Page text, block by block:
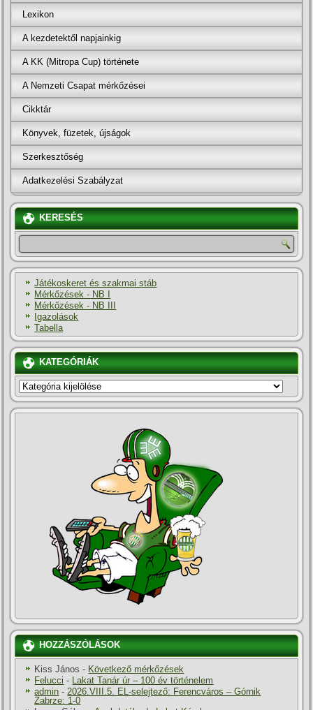
Lexikon
A kezdetektől napjainkig
A KK (Mitropa Cup) története
A Nemzeti Csapat mérkőzései
Cikktár
Könyvek, füzetek, újságok
Szerkesztőség
Adatkezelési Szabályzat
KERESÉS
Játékoskeret és szakmai stáb
Mérkőzések - NB I
Mérkőzések - NB III
Igazolások
Tabella
KATEGÓRIÁK
KATEGÓRIÁK
HOZZÁSZÓLÁSOK
Kiss János - Következő mérkőzések
Felucci - Lakat Tanár úr – 100 év történelem
admin -2026.VIII.5. EL-selejtező: Ferencváros – Górnik
Zabrze: 1-0